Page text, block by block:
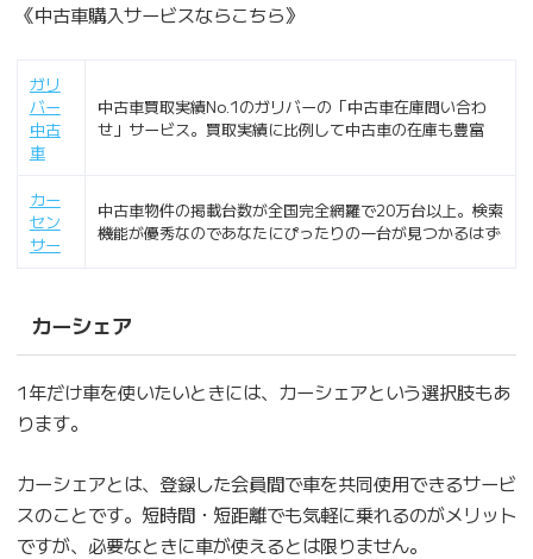
《中古車購入サービスならこちら》
ガリ
バー
中古
車
中古車買取実績No.1のガリバーの「中古車在庫問い合わ
せ」サービス。買取実績に比例して中古車の在庫も豊富
カー
セン
サー
中古車物件の掲載台数が全国完全網羅で20万台以上。検索
機能が優秀なのであなたにぴったりの一台が見つかるはず
カーシェア
1年だけ車を使いたいときには、カーシェアという選択肢もあ
ります。
カーシェアとは、登録した会員間で車を共同使用できるサービ
スのことです。短時間・短距離でも気軽に乗れるのがメリット
ですが、必要なときに車が使えるとは限りません。